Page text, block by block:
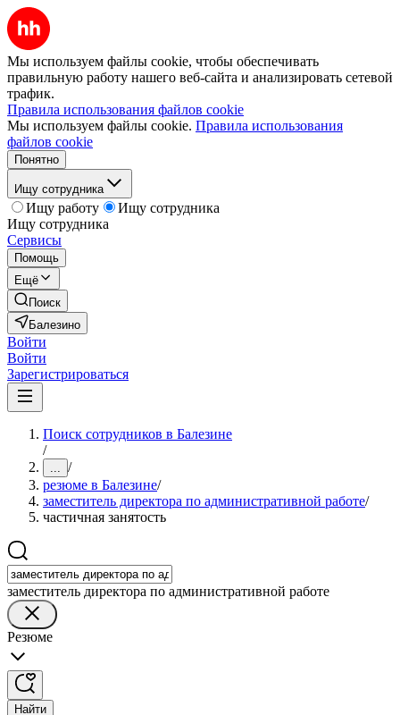
Мы используем файлы cookie, чтобы обеспечивать
правильную работу нашего веб-сайта и анализировать сетевой
трафик.
Правила использования файлов cookie
Мы используем файлы cookie. Правила использования
файлов cookie
Понятно
Ищу сотрудника
Ищу работу
Ищу сотрудника
Ищу сотрудника
Сервисы
Помощь
Ещё
Поиск
Балезино
Войти
Войти
Зарегистрироваться
Поиск сотрудников в Балезине
/
... /
резюме в Балезине/
заместитель директора по административной работе/
частичная занятость
заместитель директора по административной работе
Резюме
Найти